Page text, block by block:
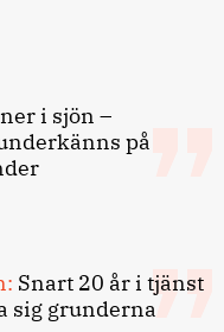
i sjön –
på
Snart 20 år i tjänst
sig grunderna